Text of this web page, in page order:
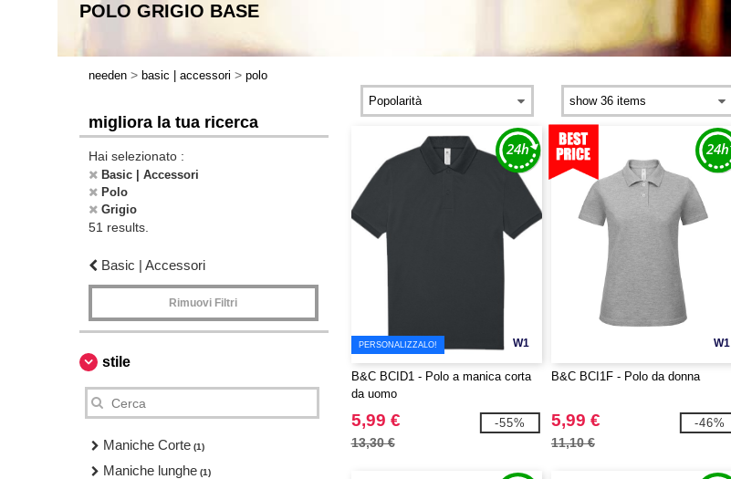
POLO GRIGIO BASE
needen > basic | accessori > polo
migliora la tua ricerca
Hai selezionato :
Basic | Accessori
Polo
Grigio
51 results.
Basic | Accessori
Rimuovi Filtri
stile
Maniche Corte (1)
Maniche lunghe (1)
W1
PERSONALIZZALO!
B&C BCID1 - Polo a manica corta
da uomo
5,99 €
13,30 €
-55%
W1
B&C BCI1F - Polo da donna
5,99 €
11,10 €
-46%